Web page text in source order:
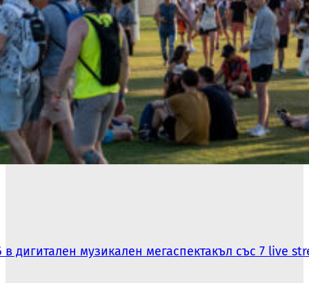
дигитален музикален мегаспектакъл със 7 live